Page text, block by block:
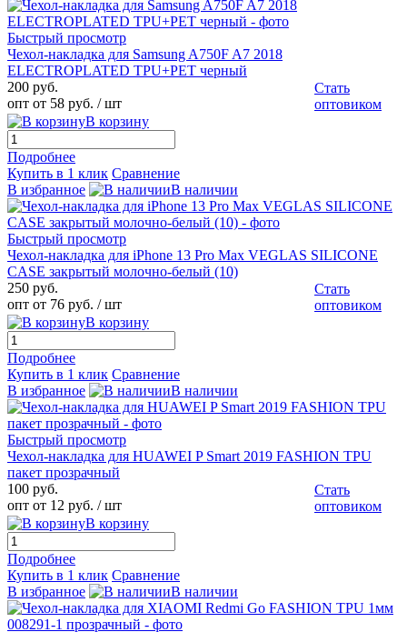
Быстрый просмотр
Чехол-накладка для Samsung A750F A7 2018
ELECTROPLATED TPU+PET черный
200 руб.
опт от 58 руб. / шт
Стать
оптовиком
В корзину
Подробнее
Купить в 1 клик Сравнение
В избранное
В наличии
Быстрый просмотр
Чехол-накладка для iPhone 13 Pro Max VEGLAS SILICONE
CASE закрытый молочно-белый (10)
250 руб.
опт от 76 руб. / шт
Стать
оптовиком
В корзину
Подробнее
Купить в 1 клик Сравнение
В избранное
В наличии
Быстрый просмотр
Чехол-накладка для HUAWEI P Smart 2019 FASHION TPU
пакет прозрачный
100 руб.
опт от 12 руб. / шт
Стать
оптовиком
В корзину
Подробнее
Купить в 1 клик Сравнение
В избранное
В наличии